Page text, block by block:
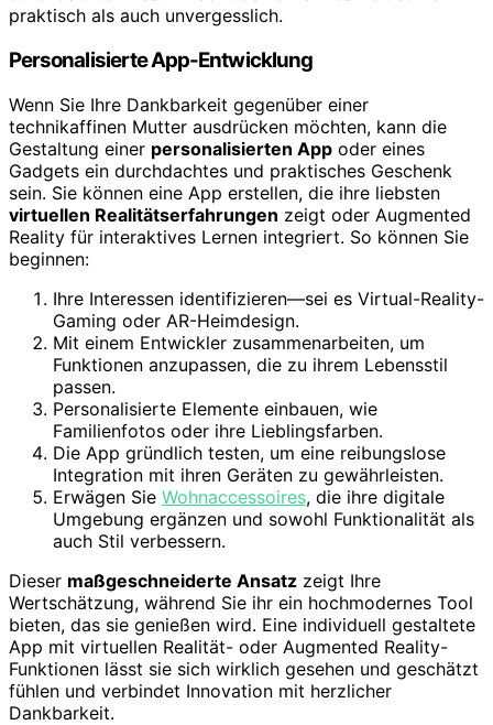
praktisch als auch unvergesslich.
Personalisierte App-Entwicklung
Wenn Sie Ihre Dankbarkeit gegenüber einer
technikaffinen Mutter ausdrücken möchten, kann die
Gestaltung einer personalisierten App oder eines
Gadgets ein durchdachtes und praktisches Geschenk
sein. Sie können eine App erstellen, die ihre liebsten
virtuellen Realitätserfahrungen zeigt oder Augmented
Reality für interaktives Lernen integriert. So können Sie
beginnen:
Ihre Interessen identifizieren—sei es Virtual-Reality-
Gaming oder AR-Heimdesign.
Mit einem Entwickler zusammenarbeiten, um
Funktionen anzupassen, die zu ihrem Lebensstil
passen.
Personalisierte Elemente einbauen, wie
Familienfotos oder ihre Lieblingsfarben.
Die App gründlich testen, um eine reibungslose
Integration mit ihren Geräten zu gewährleisten.
Erwägen Sie Wohnaccessoires, die ihre digitale
Umgebung ergänzen und sowohl Funktionalität als
auch Stil verbessern.
Dieser maßgeschneiderte Ansatz zeigt Ihre
Wertschätzung, während Sie ihr ein hochmodernes Tool
bieten, das sie genießen wird. Eine individuell gestaltete
App mit virtuellen Realität- oder Augmented Reality-
Funktionen lässt sie sich wirklich gesehen und geschätzt
fühlen und verbindet Innovation mit herzlicher
Dankbarkeit.